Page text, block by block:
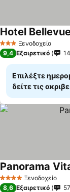
3 ΑστέριαΞενοδοχείο
Hotel
9,4 Εξαιρετικό
Επιλέξτε
δείτε τις
4 ΑστέριαΞενοδοχείο
Panorama
8,6 Εξαιρετικό